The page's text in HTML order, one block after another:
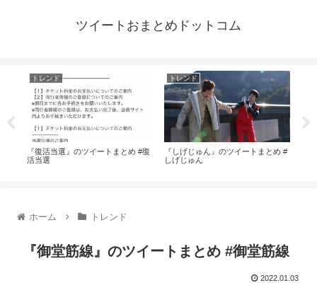
ツイートおまとめドットコム
トレンド
『復活当選』のツイートまとめ #復
活当選
トレンド
『しげじゅん』のツイートまとめ #
しげじゅん
ホーム トレンド
『御堂筋線』のツイートまとめ #御堂筋線
2022.01.03